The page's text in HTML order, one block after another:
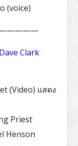
(voice)
Clark
(Video) แสดง
Priest
Henson